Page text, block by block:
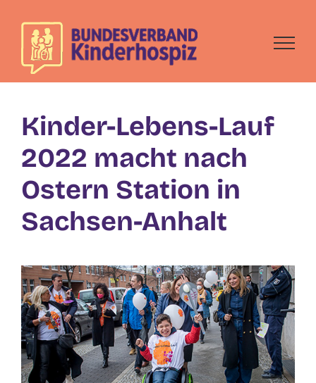
content
Kinder-Lebens-Lauf
2022 macht nach
Ostern Station in
Sachsen-Anhalt